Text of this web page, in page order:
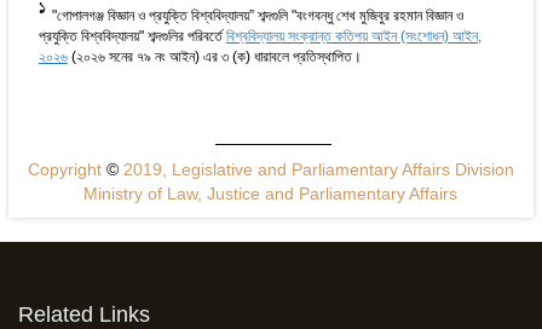
1 "গোপালগঞ্জ বিজ্ঞান ও প্রযুক্তি বিশ্ববিদ্যালয়” শব্দগুলি "বংগবন্ধু শেখ মুজিবুর রহমান বিজ্ঞান ও
প্রযুক্তি বিশ্ববিদ্যালয়" শব্দগুলির পরিবর্তেবিশ্ববিদ্যালয় সংক্রান্ত কতিপয় আইন (সংশোধন) আইন,
২০২৬(২০২৬ সনের ৭৯ নং আইন) এর ৩ (ক) ধারাবলে প্রতিস্থাপিত।
Copyright ©2019, Legislative and Parliamentary Affairs Division
Ministry of Law, Justice and Parliamentary Affairs
Related Links